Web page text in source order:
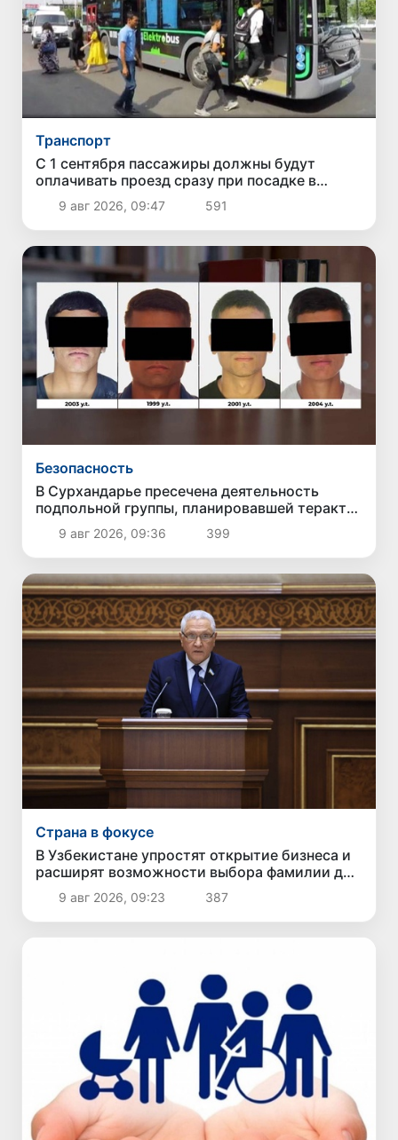
Транспорт
С 1 сентября пассажиры должны будут
оплачивать проезд сразу при посадке в
автобус
9 авг 2026, 09:47 591
Безопасность
В Сурхандарье пресечена деятельность
подпольной группы, планировавшей теракты
и выезд в Сирию
9 авг 2026, 09:36 399
Страна в фокусе
В Узбекистане упростят открытие бизнеса и
расширят возможности выбора фамилии для
ребенка
9 авг 2026, 09:23 387